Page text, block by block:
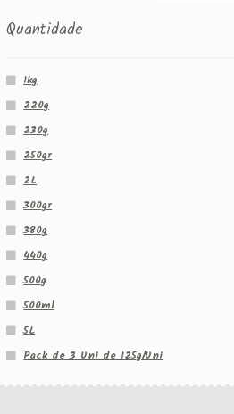
Quantidade
1kg
220g
230g
250gr
2L
300gr
380g
440g
500g
500ml
5L
Pack de 3 Uni de 125g/Uni